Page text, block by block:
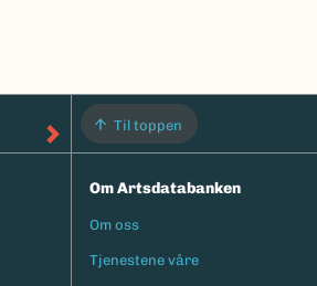
Til toppen
Om Artsdatabanken
Footermeny
Om oss
Tjenestene våre